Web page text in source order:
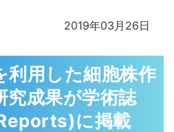
2019年03月26日
利用した細胞株作
究成果が学術誌
に掲載